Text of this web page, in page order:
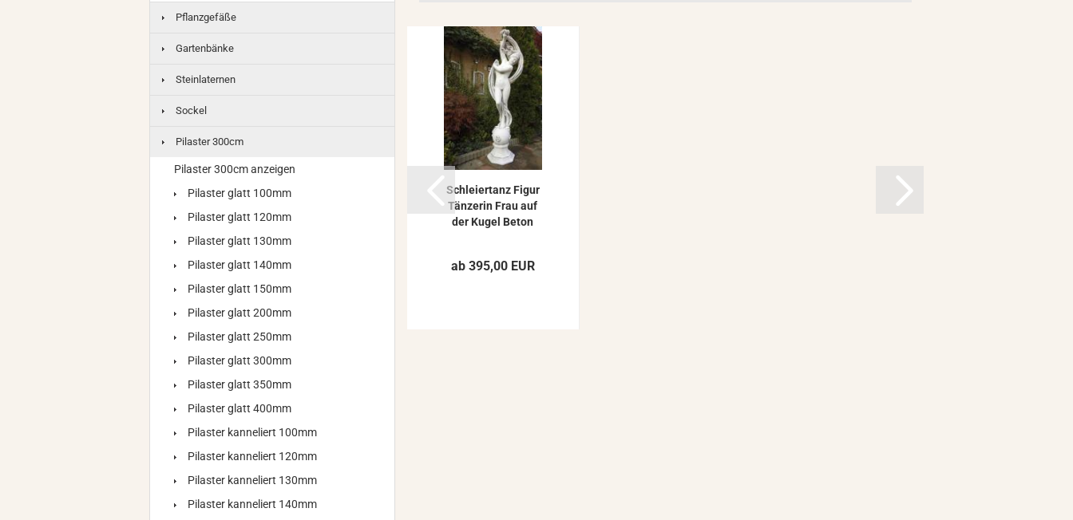
Schlei­er­tanz Figur
Tän­ze­rin Frau auf
der Kugel Beton
ab 395,00 EUR
Pflanzgefäße
Gartenbänke
Steinlaternen
Sockel
Pilaster 300cm
Pilaster 300cm anzeigen
Pilaster glatt 100mm
Pilaster glatt 120mm
Pilaster glatt 130mm
Pilaster glatt 140mm
Pilaster glatt 150mm
Pilaster glatt 200mm
Pilaster glatt 250mm
Pilaster glatt 300mm
Pilaster glatt 350mm
Pilaster glatt 400mm
Pilaster kanneliert 100mm
Pilaster kanneliert 120mm
Pilaster kanneliert 130mm
Pilaster kanneliert 140mm